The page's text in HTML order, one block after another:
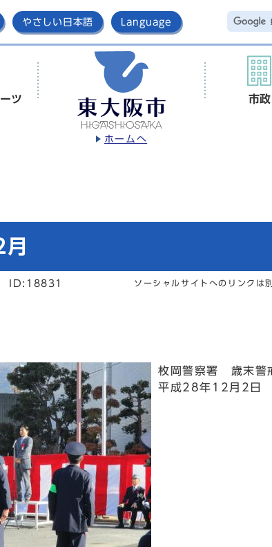
やさしい日本語 Language
ホームへ
ツ
市政
ID:18831 ソーシャルサイトへのリンクは
枚岡警察署 歳末警
平成28年12月2日